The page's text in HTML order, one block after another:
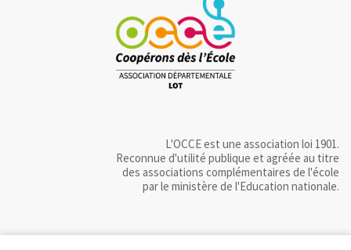
L'OCCE est une association loi 1901.
Reconnue d'utilité publique et agréée au titre
des associations complémentaires de l'école
par le ministère de l'Education nationale.